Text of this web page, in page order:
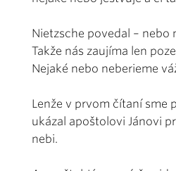
Nietzsche povedal – nebo
Takže nás zaujíma len
Nejaké nebo neberieme
Lenže v prvom čítaní sme
ukázal apoštolovi Jánovi
nebi.